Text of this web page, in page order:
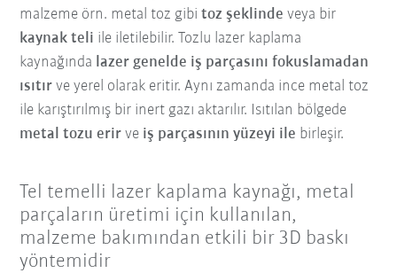
malzeme örn. metal toz gibitoz şeklinde veya bir
kaynak teli ile iletilebilir. Tozlu lazer kaplama
kaynağında lazer genelde iş parçasını fokuslamadan
ısıtırve yerel olarak eritir. Aynı zamanda ince metal toz
ile karıştırılmış bir inert gazı aktarılır. Isıtılan bölgede
metal tozu erir ve iş parçasının yüzeyi ile birleşir.
Tel temelli lazer kaplama kaynağı, metal
parçaların üretimi için kullanılan,
malzeme bakımından etkili bir 3D baskı
yöntemidir